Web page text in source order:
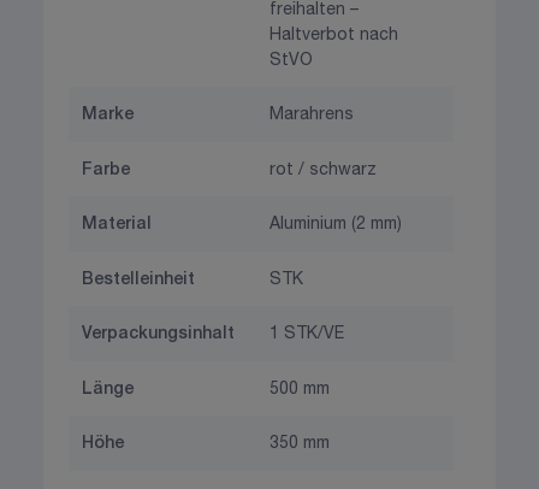
freihalten –
Haltverbot nach
StVO
Marke Marahrens
Farbe rot / schwarz
Material Aluminium (2 mm)
Bestelleinheit STK
Verpackungsinhalt 1 STK/VE
Länge 500 mm
Höhe 350 mm